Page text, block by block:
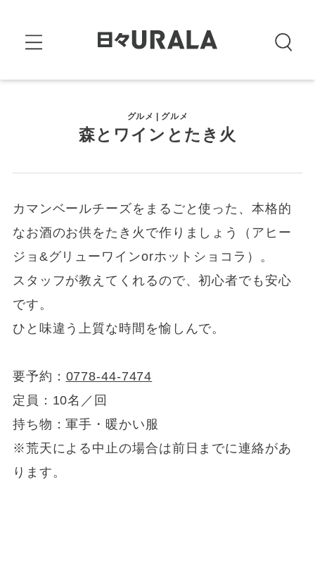
グルメ | グルメ
森とワインとたき火
カマンベールチーズをまるごと使った、本格的
なお酒のお供をたき火で作りましょう（アヒー
ジョ&グリューワインorホットショコラ）。
スタッフが教えてくれるので、初心者でも安心
です。
ひと味違う上質な時間を愉しんで。
要予約： 0778-44-7474
定員：10名／回
持ち物：軍手・暖かい服
※荒天による中止の場合は前日までに連絡があ
ります。